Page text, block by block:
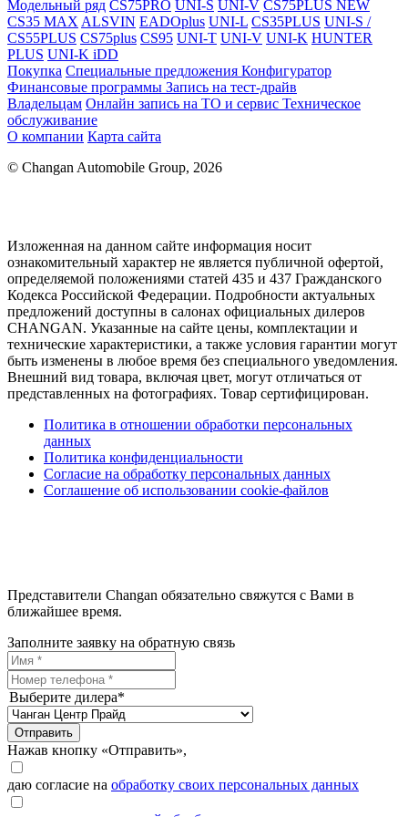
Модельный ряд CS75PRO UNI-S UNI-V CS75PLUS NEW
CS35 MAX ALSVIN EADOplus UNI-L CS35PLUS UNI-S /
CS55PLUS CS75plus CS95 UNI-T UNI-V UNI-K HUNTER
PLUS UNI-K iDD
Покупка Специальные предложения Конфигуратор
Финансовые программы Запись на тест-драйв
Владельцам Онлайн запись на ТО и сервис Техническое
обслуживание
О компании Карта сайта
© Changan Automobile Group, 2026
Изложенная на данном сайте информация носит
ознакомительный характер не является публичной офертой,
определяемой положениями статей 435 и 437 Гражданского
Кодекса Российской Федерации. Подробности актуальных
предложений доступны в салонах официальных дилеров
CHANGAN. Указанные на сайте цены, комплектации и
технические характеристики, а также условия гарантии могут
быть изменены в любое время без специального уведомления.
Внешний вид товара, включая цвет, могут отличаться от
представленных на фотографиях. Товар сертифицирован.
Политика в отношении обработки персональных
данных
Политика конфиденциальности
Согласие на обработку персональных данных
Соглашение об использовании cookie-файлов
Представители Changan обязательно свяжутся с Вами в
ближайшее время.
Заполните заявку на обратную связь
Выберите дилера*
Отправить
Нажав кнопку «Отправить»,
даю согласие на обработку своих персональных данных